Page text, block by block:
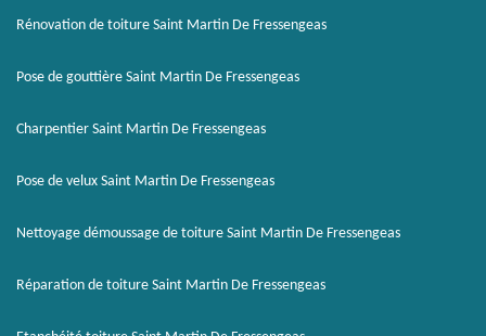
Rénovation de toiture Saint Martin De Fressengeas
Pose de gouttière Saint Martin De Fressengeas
Charpentier Saint Martin De Fressengeas
Pose de velux Saint Martin De Fressengeas
Nettoyage démoussage de toiture Saint Martin De Fressengeas
Réparation de toiture Saint Martin De Fressengeas